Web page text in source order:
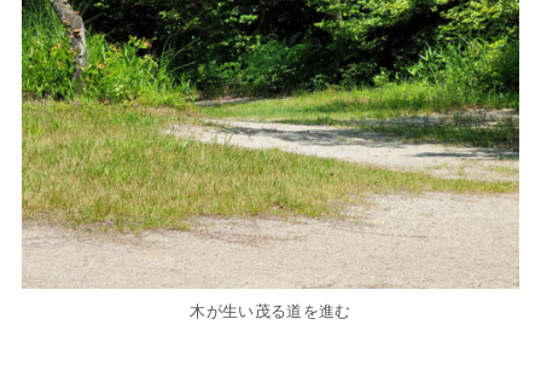
木が生い茂る道を進む